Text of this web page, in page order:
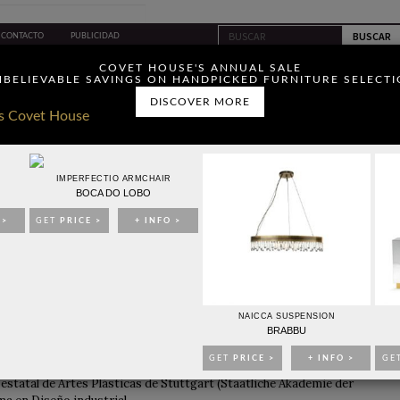
COVET HOUSE'S ANNUAL SALE
SAVINGS ON HANDPICKED FURNITURE
DISCOVER MORE
IMPERFECTIO ARMCHAIR
BOCA DO LOBO
GET PRICE > + INFO >
NAICCA SUSPENSION
BRABBU
GET PRICE > + INFO >
CONTACTO PUBLICIDAD
TIENDA
diseño de muebles y durante tres años estuvo trabajando de ebanista.
de Artes Plásticas de Stuttgart (Staatliche Akademie der